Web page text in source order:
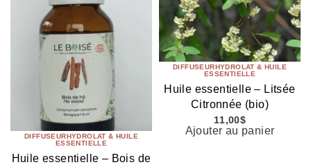
DIFFUSEURHYDROLAT & HUILE
ESSENTIELLE
Huile essentielle – Bois de
DIFFUSEURHYDROLAT & HUILE
ESSENTIELLE
Huile essentielle – Litsée
Citronnée (bio)
11,00$
Ajouter au panier